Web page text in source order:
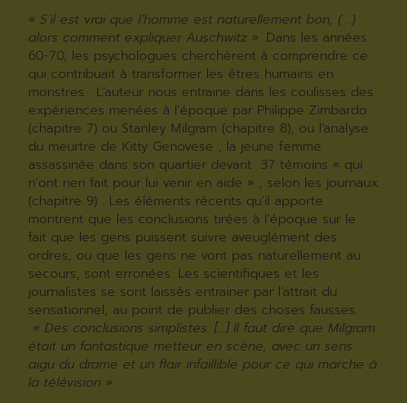
«S’il est vrai que l’homme est naturellement bon, ( ..)
alors comment expliquer Auschwitz ». Dans les années
60-70, les psychologues cherchèrent à comprendre ce
qui contribuait à transformer les êtres humains en
monstres. L’auteur nous entraine dans les coulisses des
expériences menées à l’époque par Philippe Zimbardo
(chapitre 7) ou Stanley Milgram (chapitre 8), ou l’analyse
du meurtre de Kitty Genovese , la jeune femme
assassinée dans son quartier devant 37 témoins « qui
n’ont rien fait pour lui venir en aide » , selon les journaux
(chapitre 9) . Les éléments récents qu’il apporte
montrent que les conclusions tirées à l’époque sur le
fait que les gens puissent suivre aveuglément des
ordres, ou que les gens ne vont pas naturellement au
secours, sont erronées. Les scientifiques et les
journalistes se sont laissés entrainer par l’attrait du
sensationnel, au point de publier des choses fausses.
«Des conclusions simplistes. […] Il faut dire que Milgram
était un fantastique metteur en scène, avec un sens
aigu du drame et un flair infaillible pour ce qui marche à
la télévision ».